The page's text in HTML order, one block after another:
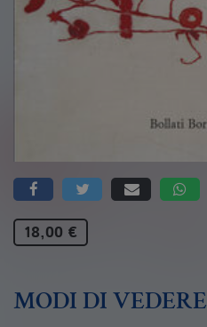
18,00 €
MODI DI VEDERE